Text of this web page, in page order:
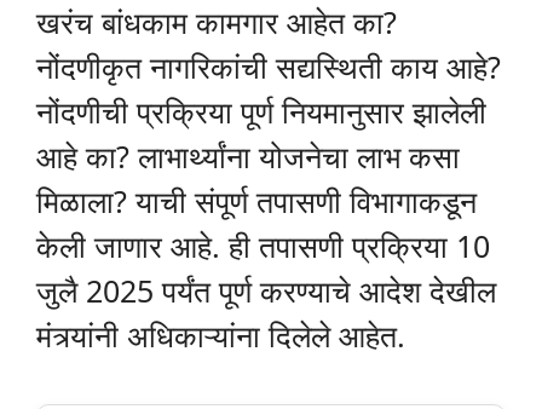
खरंच बांधकाम कामगार आहेत का?
नोंदणीकृत नागरिकांची सद्यस्थिती काय आहे?
नोंदणीची प्रक्रिया पूर्ण नियमानुसार झालेली
आहे का? लाभार्थ्यांना योजनेचा लाभ कसा
मिळाला? याची संपूर्ण तपासणी विभागाकडून
केली जाणार आहे. ही तपासणी प्रक्रिया 10
जुलै 2025 पर्यंत पूर्ण करण्याचे आदेश देखील
मंत्र्यांनी अधिकाऱ्यांना दिलेले आहेत.